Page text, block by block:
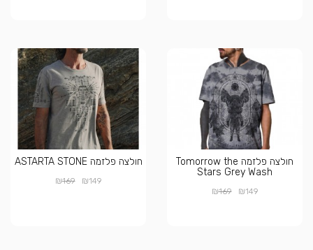
חולצה פלזמה Tomorrow the
Stars Grey Wash
₪149
₪169
חולצה פלזמה ASTARTA STONE
₪149
₪169